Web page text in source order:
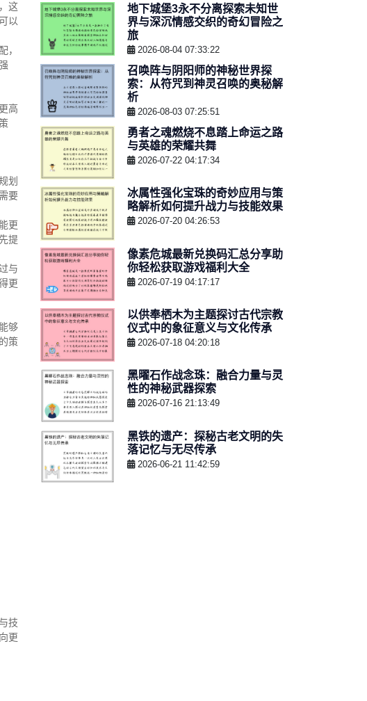
这
以
，
高
划
要
更
提
与
更
够
策
技
更
地下城堡3永不分离探索未知世
界与深沉情感交织的奇幻冒险之
旅
2026-08-04 07:33:22
召唤阵与阴阳师的神秘世界探
索：从符咒到神灵召唤的奥秘解
析
2026-08-03 07:25:51
勇者之魂燃烧不息踏上命运之路
与英雄的荣耀共舞
2026-07-22 04:17:34
冰属性强化宝珠的奇妙应用与策
略解析如何提升战力与技能效果
2026-07-20 04:26:53
像素危城最新兑换码汇总分享助
你轻松获取游戏福利大全
2026-07-19 04:17:17
以供奉栖木为主题探讨古代宗教
仪式中的象征意义与文化传承
2026-07-18 04:20:18
黑曜石作战念珠：融合力量与灵
性的神秘武器探索
2026-07-16 21:13:49
黑铁的遗产：探秘古老文明的失
落记忆与无尽传承
2026-06-21 11:42:59